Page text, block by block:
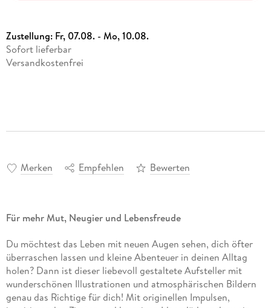
Zustellung: Fr, 07.08. - Mo, 10.08.
Sofort lieferbar
Versandkostenfrei
Merken Empfehlen Bewerten
Für mehr Mut, Neugier und Lebensfreude
Du möchtest das Leben mit neuen Augen sehen, dich öfter
überraschen lassen und kleine Abenteuer in deinen Alltag
holen? Dann ist dieser liebevoll gestaltete Aufsteller mit
wunderschönen Illustrationen und atmosphärischen Bildern
genau das Richtige für dich! Mit originellen Impulsen,